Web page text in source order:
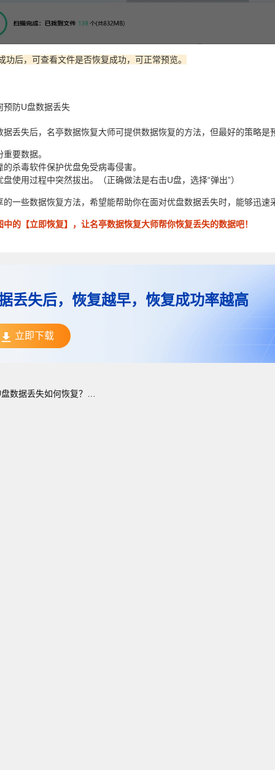
后，可查看文件是否恢复成功，可正常预览。
预防U盘数据丢失
据丢失后，名亭数据恢复大师可提供数据恢复的方法，但最好的策略
要数据。
的杀毒软件保护优盘免受病毒侵害。
盘使用过程中突然拔出。（正确做法是右击U盘，选择“弹出”）
的一些数据恢复方法，希望能帮助你在面对优盘数据丢失时，能够迅速
中的【立即恢复】，让名亭数据恢复大师帮你恢复丢失的数据吧！
丢失后，恢复越早，恢复成功率越高
立即下载